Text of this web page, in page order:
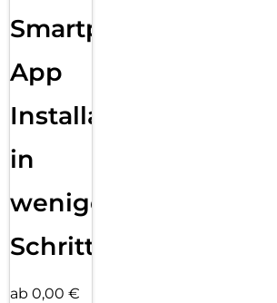
Podcasts und kontaktiere den Notruf –
iPhone. Und jetzt bist du mit schnellem
Smartphone
App
Installation
in
wenigen
Schritten
ab 0,00 €